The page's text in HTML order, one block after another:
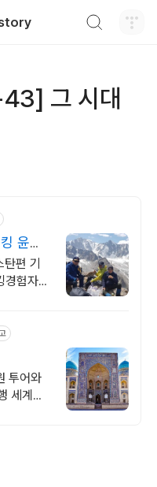
그 시대
윤도
편 기
험자가
투어와
세계의